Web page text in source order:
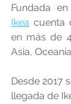
Ikea cuenta
en más de
Asia,
Desde 2017
llegada de